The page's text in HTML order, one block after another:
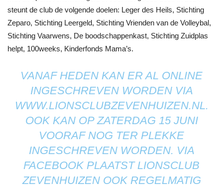
steunt de club de volgende doelen: Leger des Heils, Stichting
Zeparo, Stichting Leergeld, Stichting Vrienden van de Volleybal,
Stichting Vaarwens, De boodschappenkast, Stichting Zuidplas
helpt, 100weeks, Kinderfonds Mama’s.
VANAF HEDEN KAN ER AL ONLINE
INGESCHREVEN WORDEN VIA
WWW.LIONSCLUBZEVENHUIZEN.NL.
OOK KAN OP ZATERDAG 15 JUNI
VOORAF NOG TER PLEKKE
INGESCHREVEN WORDEN. VIA
FACEBOOK PLAATST LIONSCLUB
ZEVENHUIZEN OOK REGELMATIG